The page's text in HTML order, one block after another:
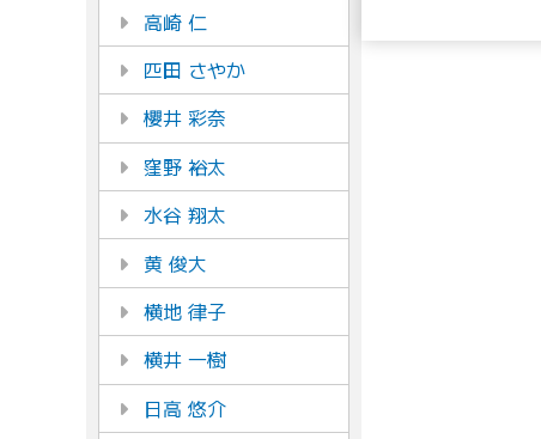
高崎 仁
匹田 さやか
櫻井 彩奈
窪野 裕太
水谷 翔太
黄 俊大
横地 律子
横井 一樹
日高 悠介